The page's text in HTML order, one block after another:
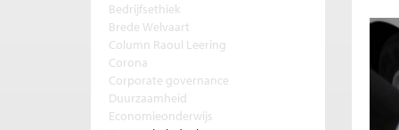
Bedrijfsethiek
Brede Welvaart
Column Raoul Leering
Corona
Corporate governance
Duurzaamheid
Economieonderwijs